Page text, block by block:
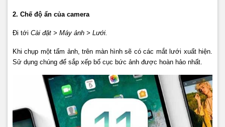
2. Chế độ ẩn của camera
Đi tới Cài đặt > Máy ảnh > Lưới.
Khi chụp một tấm ảnh, trên màn hình sẽ có các mắt lưới xuất hiện.
Sử dụng chúng để sắp xếp bố cục bức ảnh được hoàn hảo nhất.